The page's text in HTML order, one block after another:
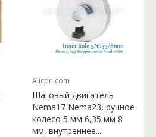
Alicdn.com
Шаговый двигатель
Nema17 Nema23, ручное
колесо 5 мм 6,35 мм 8
мм, внутреннее...